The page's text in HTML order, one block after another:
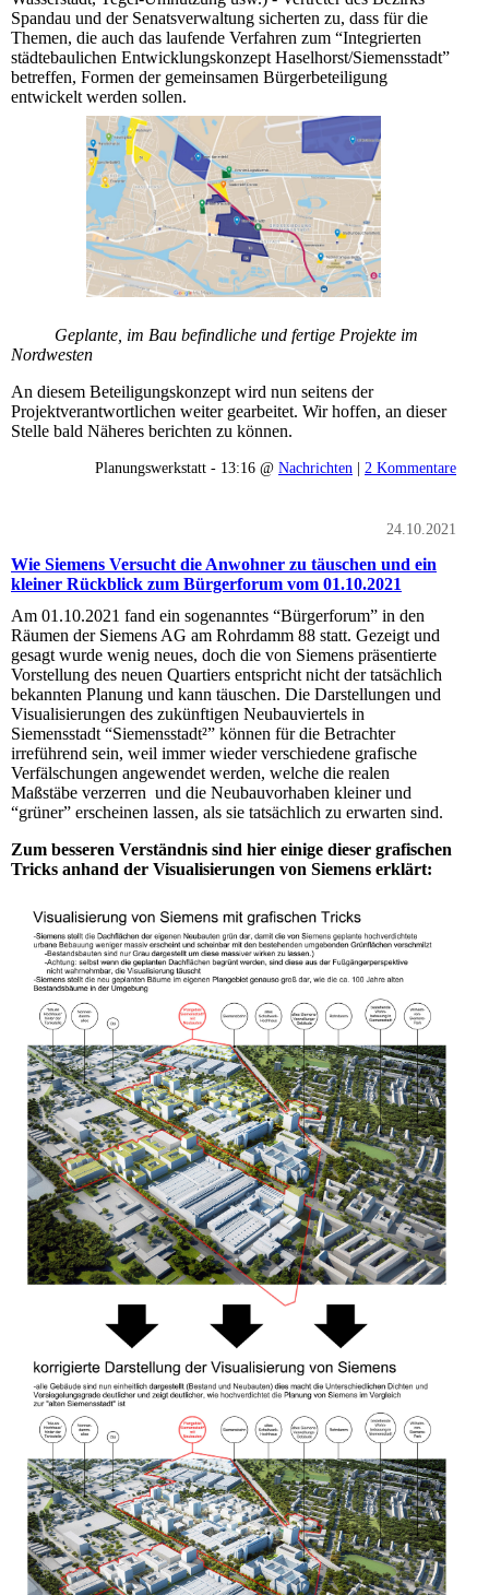
Spandau und der Senatsverwaltung sicherten zu, dass für die
Themen, die auch das laufende Verfahren zum “Integrierten
städtebaulichen Entwicklungskonzept Haselhorst/Siemensstadt”
betreffen, Formen der gemeinsamen Bürgerbeteiligung
entwickelt werden sollen.
Geplante, im Bau befindliche und fertige Projekte im
Nordwesten
An diesem Beteiligungskonzept wird nun seitens der
Projektverantwortlichen weiter gearbeitet. Wir hoffen, an dieser
Stelle bald Näheres berichten zu können.
Planungswerkstatt - 13:16 @ Nachrichten | 2 Kommentare
24.10.2021
Wie Siemens Versucht die Anwohner zu täuschen und ein
kleiner Rückblick zum Bürgerforum vom 01.10.2021
Am 01.10.2021 fand ein sogenanntes “Bürgerforum” in den
Räumen der Siemens AG am Rohrdamm 88 statt. Gezeigt und
gesagt wurde wenig neues, doch die von Siemens präsentierte
Vorstellung des neuen Quartiers entspricht nicht der tatsächlich
bekannten Planung und kann täuschen. Die Darstellungen und
Visualisierungen des zukünftigen Neubauviertels in
Siemensstadt “Siemensstadt²” können für die Betrachter
irreführend sein, weil immer wieder verschiedene grafische
Verfälschungen angewendet werden, welche die realen
Maßstäbe verzerren und die Neubauvorhaben kleiner und
“grüner” erscheinen lassen, als sie tatsächlich zu erwarten sind.
Zum besseren Verständnis sind hier einige dieser grafischen
Tricks anhand der Visualisierungen von Siemens erklärt: